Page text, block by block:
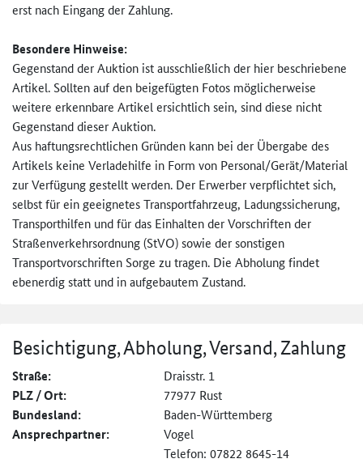
erst nach Eingang der Zahlung.
Besondere Hinweise:
Gegenstand der Auktion ist ausschließlich der hier beschriebene
Artikel. Sollten auf den beigefügten Fotos möglicherweise
weitere erkennbare Artikel ersichtlich sein, sind diese nicht
Gegenstand dieser Auktion.
Aus haftungsrechtlichen Gründen kann bei der Übergabe des
Artikels keine Verladehilfe in Form von Personal/Gerät/Material
zur Verfügung gestellt werden. Der Erwerber verpflichtet sich,
selbst für ein geeignetes Transportfahrzeug, Ladungssicherung,
Transporthilfen und für das Einhalten der Vorschriften der
Straßenverkehrsordnung (StVO) sowie der sonstigen
Transportvorschriften Sorge zu tragen. Die Abholung findet
ebenerdig statt und in aufgebautem Zustand.
Besichtigung, Abholung, Versand, Zahlung
Straße: Draisstr. 1
PLZ / Ort: 77977 Rust
Bundesland: Baden-Württemberg
Ansprechpartner:
Vogel
Telefon: 07822 8645-14